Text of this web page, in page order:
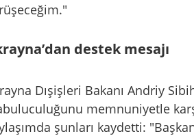
destek mesajı
Dışişleri Bakanı Andriy
memnuniyetle
şunları kaydetti: